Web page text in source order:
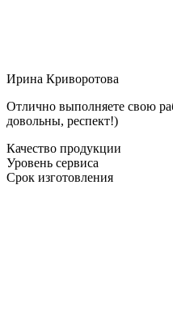
Ирина Криворотова
Отлично выполняете свою
довольны, респект!)
Качество продукции
Уровень сервиса
Срок изготовления